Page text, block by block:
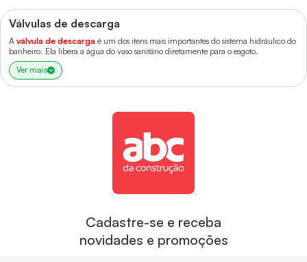
Válvulas de descarga
A válvula de descarga é um dos itens mais importantes do sistema hidráulico do
banheiro. Ela libera a água do vaso sanitário diretamente para o esgoto.
Ver mais
Cadastre-se e receba
novidades e promoções